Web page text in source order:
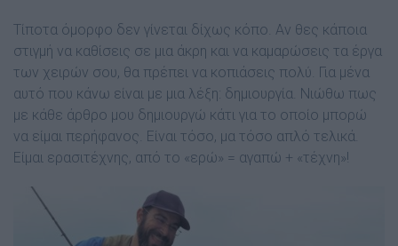
Τίποτα όµορφο δεν γίνεται δίχως κόπο. Αν θες κάποια
στιγµή να καθίσεις σε µια άκρη και να καµαρώσεις τα έργα
των χειρών σου, θα πρέπει να κοπιάσεις πολύ. Για µένα
αυτό που κάνω είναι µε µια λέξη: δηµιουργία. Νιώθω πως
µε κάθε άρθρο µου δηµιουργώ κάτι για το οποίο µπορώ
να είµαι περήφανος. Είναι τόσο, µα τόσο απλό τελικά.
Είµαι ερασιτέχνης, από το «ερώ» = αγαπώ + «τέχνη»!